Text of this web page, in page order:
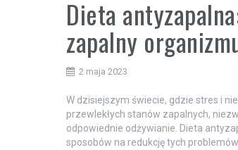
Dieta
zapalny
2 maja 2023
W dzisiejszym świecie, gdzie stres i
przewlekłych stanów zapalnych,
odpowiednie odżywianie. Dieta
sposobów na redukcję tych